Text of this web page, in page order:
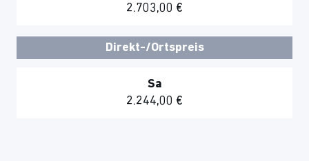
2.703,00 €
Direkt-/Ortspreis
Sa
2.244,00 €